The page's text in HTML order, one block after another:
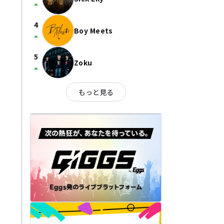
arrow_drop_up
4
arrow_drop_up Boy Meets
5
arrow_drop_up Zoku
もっと見る